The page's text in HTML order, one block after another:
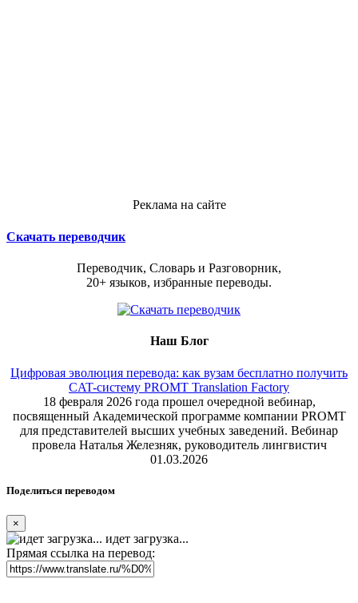
Реклама на сайте
Скачать переводчик
Переводчик, Словарь и Разговорник,
20+ языков, избранные переводы.
Наш Блог
Цифровая эволюция перевода: как вузам бесплатно получить
CAT-систему PROMT Translation Factory
18 февраля 2026 года прошел очередной вебинар,
посвященный Академической программе компании PROMT
для представителей высших учебных заведений. Вебинар
провела Наталья Железняк, руководитель лингвистич
01.03.2026
Поделиться переводом
×
идет загрузка...
Прямая ссылка на перевод: